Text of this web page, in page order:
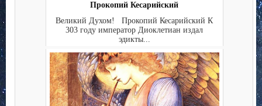
Прокопий Кесарийский
Великий Духом! Прокопий Кесарийский К
303 году император Диоклетиан издал
эдикты...